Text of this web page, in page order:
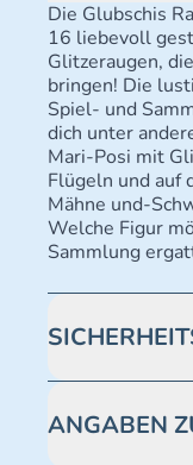
Die Glubschis
16 liebevoll
Glitzeraugen,
bringen! Die
Spiel- und
dich unter
Mari-Posi mit
Flügeln und auf
Mähne und-
Welche Figur
Sammlung
Enthält
ANGABEN